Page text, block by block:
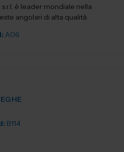
è leader mondiale nella
angolari di alta qualità
A06
B114